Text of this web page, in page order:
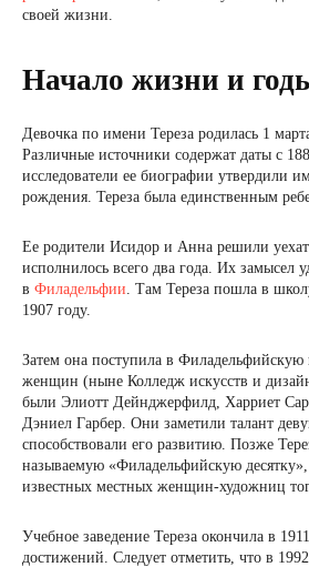
своей жизни.
Начало жизни и
Девочка по имени Тереза ​​родилась 1
Различные источники содержат даты с
исследователи ее биографии утвердили
рождения. Тереза ​​была единственным
Ее родители Исидор и Анна решили
исполнилось всего два года. Их замысел
в Филадельфии. Там Тереза ​​пошла в
1907 году.
Затем она поступила в Филадельфийскую
женщин (ныне Колледж искусств и
были Элиотт Дейнджерфилд, Харриет
Дэниел Гарбер. Они заметили талант
способствовали его развитию. Позже
называемую «Филадельфийскую десятку»,
известных местных женщин-художниц
Учебное заведение Тереза ​​окончила в
достижений. Следует отметить, что в